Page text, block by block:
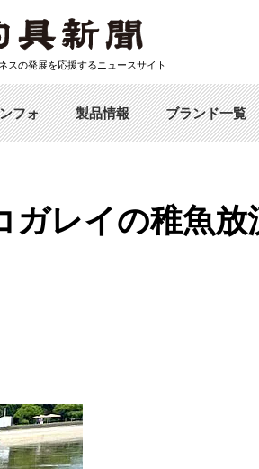
スの発展を応援するニュースサイト
フォ 製品情報 ブランド一覧
レイの稚魚放